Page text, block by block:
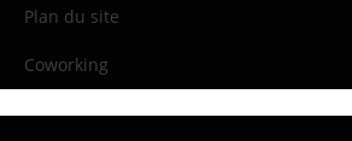
Plan du site
Coworking